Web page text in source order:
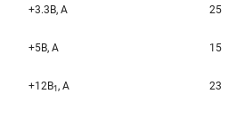
+3.3B, А 25
+5B, А 15
+12B1 , A 23